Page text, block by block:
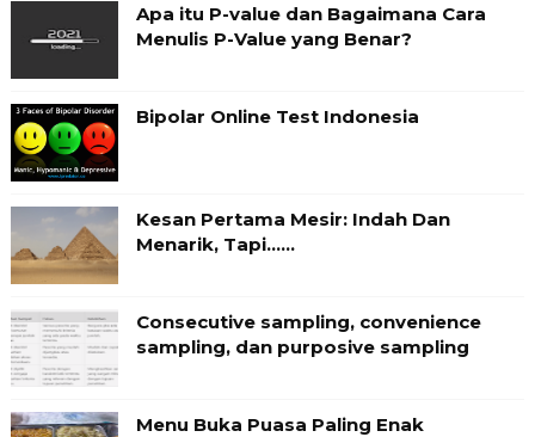
Apa itu P-value dan Bagaimana Cara
Menulis P-Value yang Benar?
Bipolar Online Test Indonesia
Kesan Pertama Mesir: Indah Dan
Menarik, Tapi……
Consecutive sampling, convenience
sampling, dan purposive sampling
Menu Buka Puasa Paling Enak